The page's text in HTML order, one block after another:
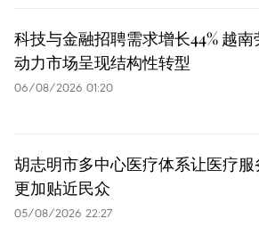
科技与金融招聘需求增长44% 越南
动力市场呈现结构性转型
06/08/2026 01:20
胡志明市多中心医疗体系让医疗服
更加贴近民众
05/08/2026 22:27